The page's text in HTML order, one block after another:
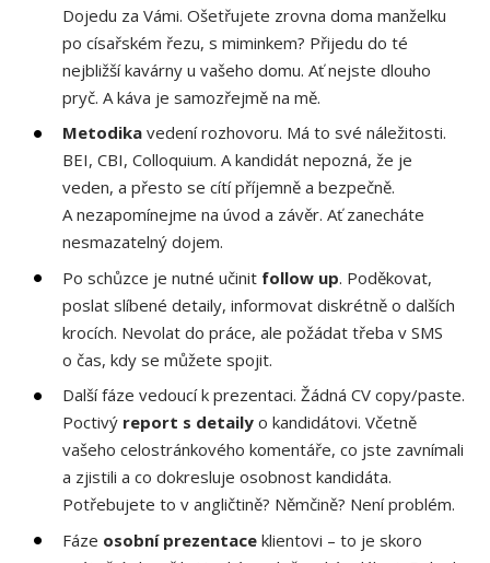
Dojedu za Vámi. Ošetřujete zrovna doma manželku
po císařském řezu, s miminkem? Přijedu do té
nejbližší kavárny u vašeho domu. Ať nejste dlouho
pryč. A káva je samozřejmě na mě.
Metodika vedení rozhovoru. Má to své náležitosti.
BEI, CBI, Colloquium. A kandidát nepozná, že je
veden, a přesto se cítí příjemně a bezpečně.
A nezapomínejme na úvod a závěr. Ať zanecháte
nesmazatelný dojem.
Po schůzce je nutné učinit follow up. Poděkovat,
poslat slíbené detaily, informovat diskrétně o dalších
krocích. Nevolat do práce, ale požádat třeba v SMS
o čas, kdy se můžete spojit.
Další fáze vedoucí k prezentaci. Žádná CV copy/paste.
Poctivý report s detaily o kandidátovi. Včetně
vašeho celostránkového komentáře, co jste zavnímali
a zjistili a co dokresluje osobnost kandidáta.
Potřebujete to v angličtině? Němčině? Není problém.
Fáze osobní prezentace klientovi – to je skoro